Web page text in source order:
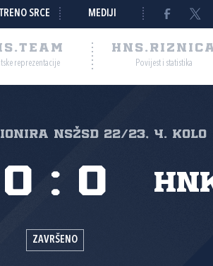
SRCE MEDIJI
reprezentacije Povijest i statistika
NSŽSD 22/23, 4. kolo
0 : 0
ZAVRŠENO